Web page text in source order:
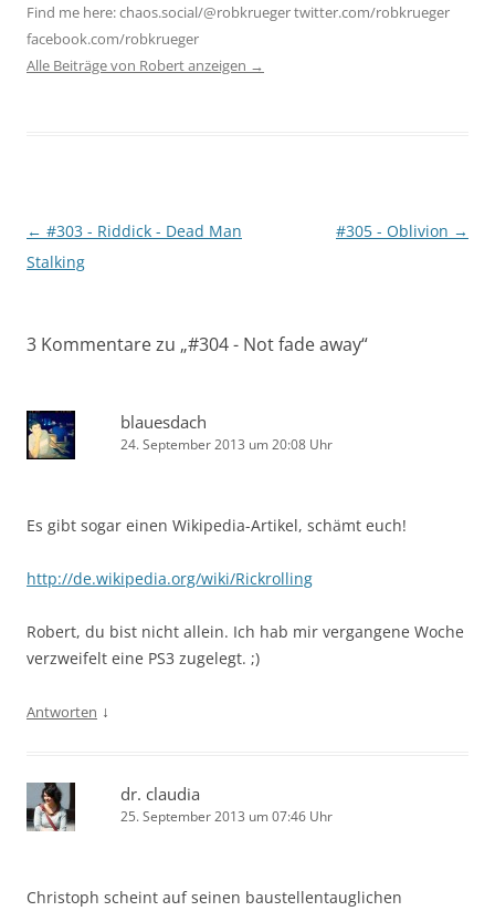
Find me here: chaos.social/@robkrueger twitter.com/robkrueger
facebook.com/robkrueger
Alle Beiträge von Robert anzeigen →
Beitragsnavigation
← #303 - Riddick - Dead Man
Stalking
#305 - Oblivion →
3 Kommentare zu „#304 - Not fade away“
blauesdach
24. September 2013 um 20:08 Uhr
Es gibt sogar einen Wikipedia-Artikel, schämt euch!
http://de.wikipedia.org/wiki/Rickrolling
Robert, du bist nicht allein. Ich hab mir vergangene Woche
verzweifelt eine PS3 zugelegt. ;)
Antworten ↓
dr. claudia
25. September 2013 um 07:46 Uhr
Christoph scheint auf seinen baustellentauglichen